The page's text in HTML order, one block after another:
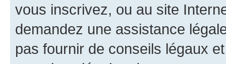
vous inscrivez, ou au site
demandez une assistance
pas fournir de conseils légaux